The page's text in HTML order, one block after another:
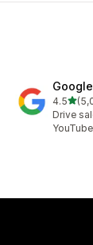
4.5เต็ม
ทั้งหมด
Drive
YouTube